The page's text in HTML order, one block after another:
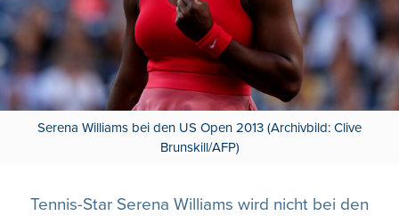
Serena Williams bei den US Open 2013 (Archivbild: Clive
Brunskill/AFP)
Tennis-Star Serena Williams wird nicht bei den